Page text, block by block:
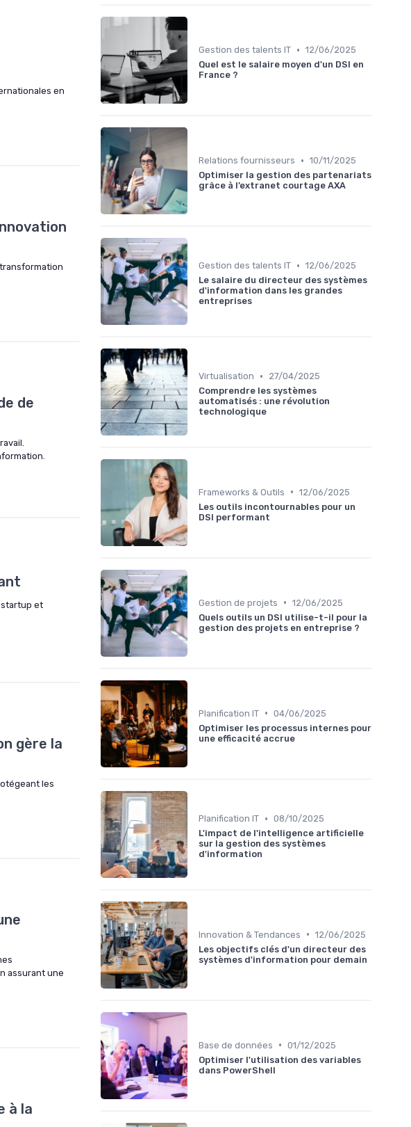
en
de
startup et
gère la
les
assurant une
à la
Gestion des talents IT • 12/06/2025
Quel est le salaire moyen d'un DSI en
France ?
Relations fournisseurs • 10/11/2025
Optimiser la gestion des partenariats
grâce à l’extranet courtage AXA
Gestion des talents IT • 12/06/2025
Le salaire du directeur des systèmes
d'information dans les grandes
entreprises
Virtualisation •
27/04/2025
Comprendre les systèmes
automatisés : une révolution
technologique
Frameworks & Outils • 12/06/2025
Les outils incontournables pour un
DSI performant
Gestion de projets • 12/06/2025
Quels outils un DSI utilise-t-il pour la
gestion des projets en entreprise ?
Planification IT • 04/06/2025
Optimiser les processus internes pour
une efficacité accrue
Planification IT • 08/10/2025
L'impact de l'intelligence artificielle
sur la gestion des systèmes
d'information
Innovation & Tendances • 12/06/2025
Les objectifs clés d'un directeur des
systèmes d'information pour demain
Base de données • 01/12/2025
Optimiser l'utilisation des variables
dans PowerShell